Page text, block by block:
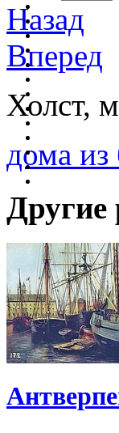
Назад
Вперед
Холст,
дома из
Другие